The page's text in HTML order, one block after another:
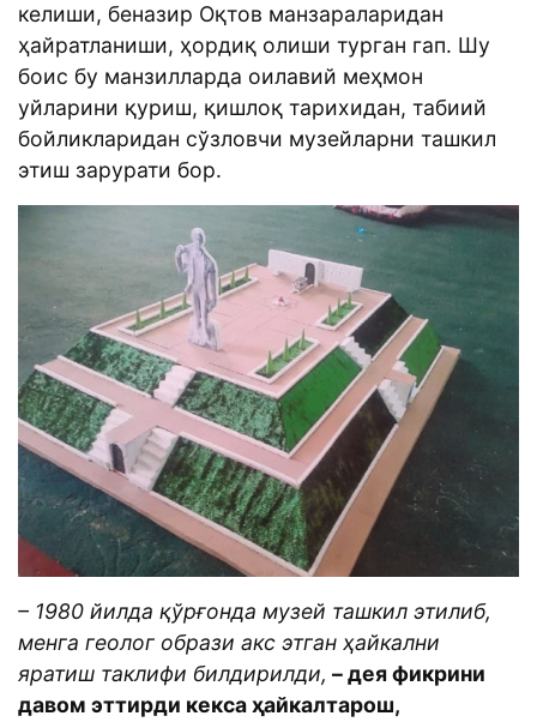
келиши, беназир Оқтов манзараларидан
ҳайратланиши, ҳордиқ олиши турган гап. Шу
боис бу манзилларда оилавий меҳмон
уйларини қуриш, қишлоқ тарихидан, табиий
бойликларидан сўзловчи музейларни ташкил
этиш зарурати бор.
– 1980 йилда қўрғонда музей ташкил этилиб,
менга геолог образи акс этган ҳайкални
яратиш таклифи билдирилди, – дея фикрини
давом эттирди кекса ҳайкалтарош,